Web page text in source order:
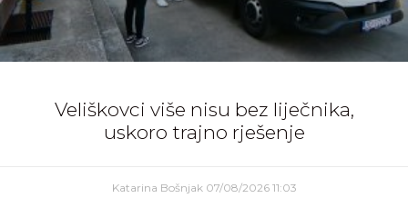
Veliškovci više nisu bez liječnika,
uskoro trajno rješenje
Katarina Bošnjak 07/08/2026 11:03